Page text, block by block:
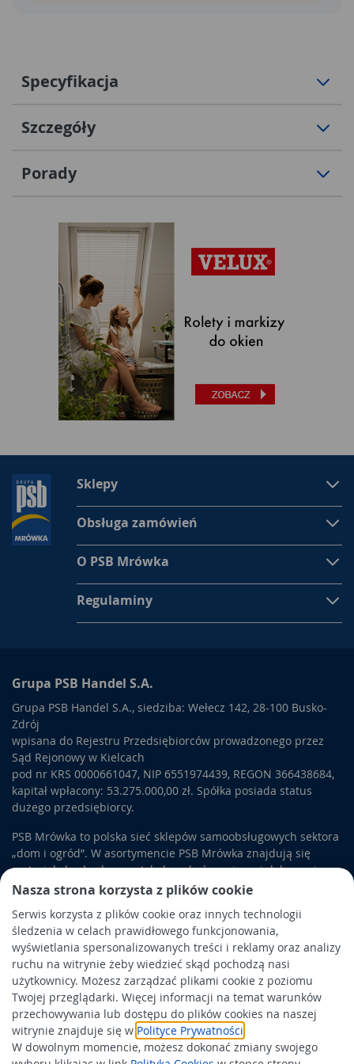
Nasza strona korzysta z plików cookie
Serwis korzysta z plików cookie oraz innych technologii
śledzenia w celach prawidłowego funkcjonowania,
wyświetlania spersonalizowanych treści i reklamy oraz analizy
ruchu na witrynie żeby wiedzieć skąd pochodzą nasi
użytkownicy. Możesz zarządzać plikami cookie z poziomu
Twojej przeglądarki. Więcej informacji na temat warunków
przechowywania lub dostępu do plików cookies na naszej
witrynie znajduje się w Polityce Prywatności
W dowolnym momencie, możesz dokonać zmiany swojego
Specyfikacja
Szczegóły
Porady
Sklepy
Obsługa zamówień
O PSB Mrówka
Regulaminy
Grupa PSB Handel S.A.
Grupa PSB Handel S.A., siedziba: Wełecz 142, 28-100 Busko-
Zdrój
wpisana do Rejestru Przedsiębiorców prowadzonego przez
Sąd Rejonowy w Kielcach
pod nr KRS 0000661047, NIP 6551974439, REGON 366438684,
kapitał wpłacony: 53.275.000,00 zł. Spółka posiada status
dużego przedsiębiorcy.
PSB Mrówka to polska sieć sklepów samoobsługowych sektora
„dom i ogród”. W asortymencie PSB Mrówka znajdują się
materiały budowlane, artykuły wykończeniowe i dekoracyjne,
wyposażenie łazienek i kuchni, elektronarzędzia, a także
artykuły związane z ogrodem i otoczeniem domu.
Obowiązek informacyjny
Polityka prywatności
Polityka Cookies
Odbiór zużytego sprzętu
Wspierają nas: